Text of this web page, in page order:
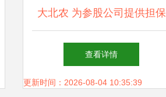
大北农 为参股公司提供担保
的关联交易公告——深化饲料
业务协同链条
查看详情
更新时间：2026-08-04 10:35:39